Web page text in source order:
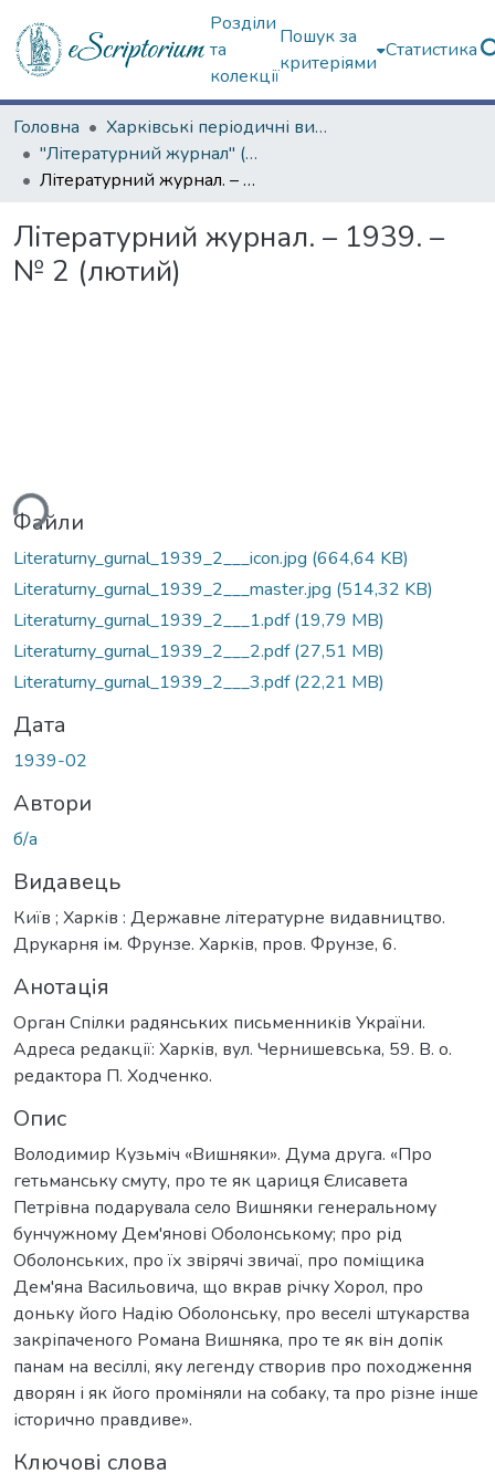
Розділи
та
колекції
Пошук за
критеріями
Статистика
Головна
Харківські періодичні видання
"Літературний журнал" (1936–1941 рр.)
Літературний журнал. – 1939. – № 2 (лютий)
Літературний журнал. – 1939. –
№ 2 (лютий)
Файли
Literaturny_gurnal_1939_2___icon.jpg (664,64 KB)
Literaturny_gurnal_1939_2___master.jpg (514,32 KB)
Literaturny_gurnal_1939_2___1.pdf(19,79 MB)
Literaturny_gurnal_1939_2___2.pdf(27,51 MB)
Literaturny_gurnal_1939_2___3.pdf(22,21 MB)
Дата
1939-02
Автори
б/а
Видавець
Київ ; Харків : Державне літературне видавництво.
Друкарня ім. Фрунзе. Харків, пров. Фрунзе, 6.
Анотація
Орган Спілки радянських письменників України.
Адреса редакції: Харків, вул. Чернишевська, 59. В. о.
редактора П. Ходченко.
Опис
Володимир Кузьміч «Вишняки». Дума друга. «Про
гетьманську смуту, про те як цариця Єлисавета
Петрівна подарувала село Вишняки генеральному
бунчужному Дем'янові Оболонському; про рід
Оболонських, про їх звірячі звичаї, про поміщика
Дем'яна Васильовича, що вкрав річку Хорол, про
доньку його Надію Оболонську, про веселі штукарства
закріпаченого Романа Вишняка, про те як він допік
панам на весіллі, яку легенду створив про походження
дворян і як його проміняли на собаку, та про різне інше
історично правдиве».
Ключові слова